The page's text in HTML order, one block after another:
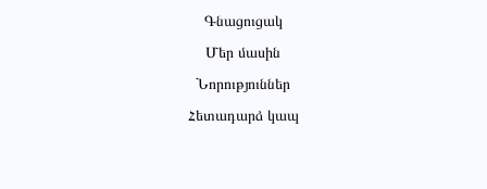
Գնացուցակ
Մեր մասին
Նորություններ
Հետադարձ կապ